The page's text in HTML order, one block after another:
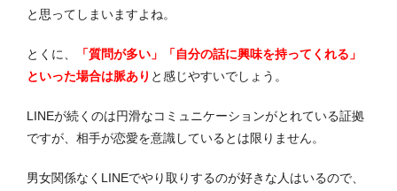
と思ってしまいますよね。
とくに、
「質問が多い」「自分の話に興味を持ってくれる」
といった場合は脈あり と感じやすいでしょう。
LINEが続くのは円滑なコミュニケーションがとれている証拠
ですが、相手が恋愛を意識しているとは限りません。
男女関係なくLINEでやり取りするのが好きな人はいるので、